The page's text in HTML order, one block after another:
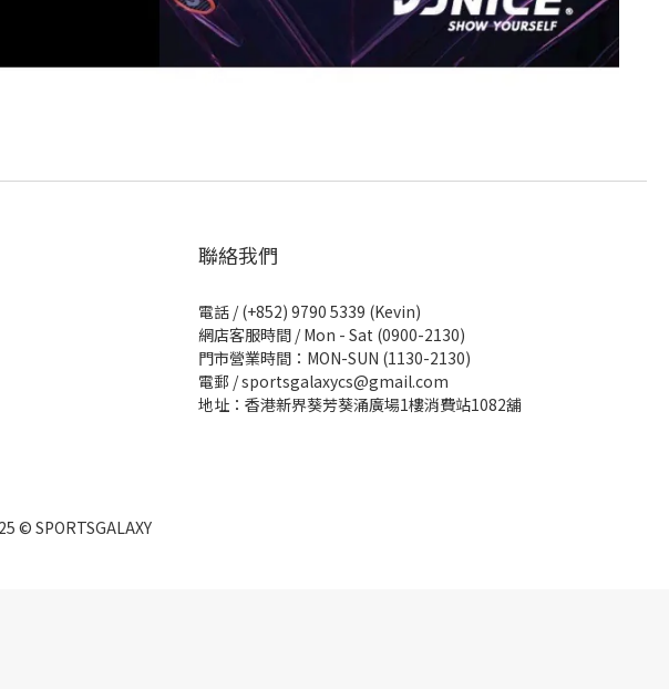
聯絡我們
電話 / (+852) 9790 5339 (Kevin)
網店客服時間 / Mon - Sat (0900-2130)
門市營業時間：MON-SUN (1130-2130)
電郵 / sportsgalaxycs@gmail.com
地址：香港新界葵芳葵涌廣場1樓消費站1082舖
© SPORTSGALAXY